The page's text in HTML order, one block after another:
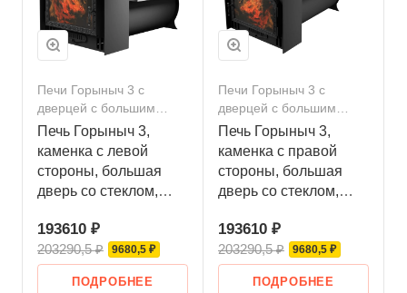
Печи Горыныч 3 с
дверцей с большим
стеклом
Печь Горыныч 3,
каменка с левой
стороны, большая
дверь со стеклом,
система воздушного
отопления
193610 ₽
203290,5 ₽ 9680,5 ₽
ПОДРОБНЕЕ
Печи Горыныч 3 с
дверцей с большим
стеклом
Печь Горыныч 3,
каменка с правой
стороны, большая
дверь со стеклом,
система воздушного
отопления
193610 ₽
203290,5 ₽ 9680,5 ₽
ПОДРОБНЕЕ